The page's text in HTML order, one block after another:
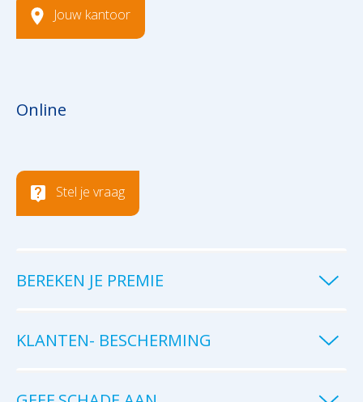
Jouw kantoor
Online
Stel je vraag
BEREKEN JE PREMIE
KLANTEN- BESCHERMING